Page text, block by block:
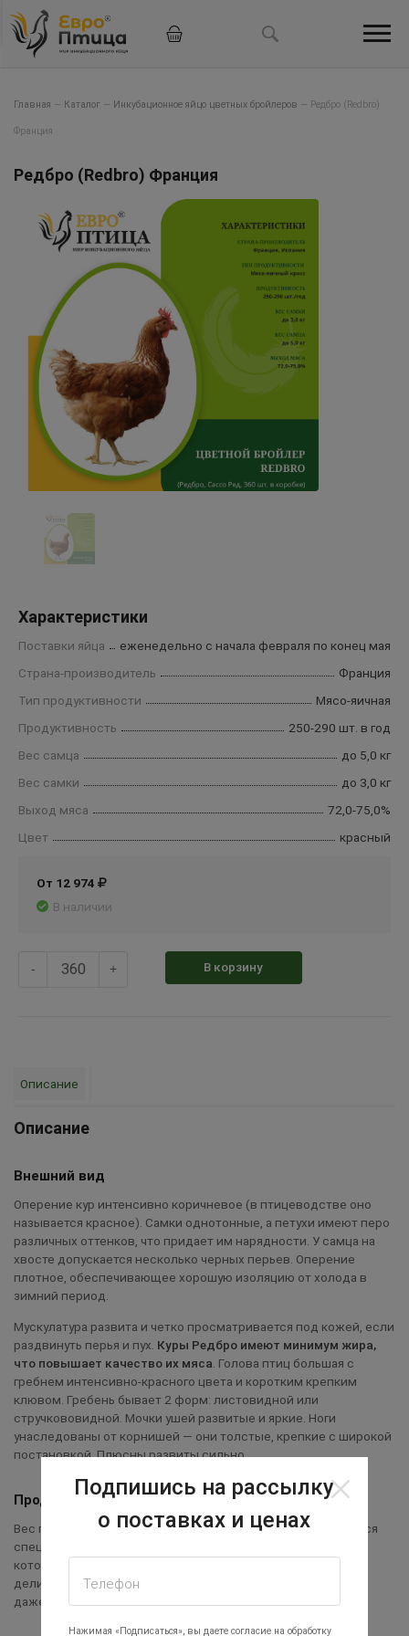
Главная — Каталог — Инкубационное яйцо цветных бройлеров — Редбро (Redbro)
Франция
Редбро (Redbro) Франция
От 12 974
В наличии
Характеристики
Поставки яйца
еженедельно с начала февраля по конец мая
Страна-производитель
Франция
Тип продуктивности
Мясо-яичная
Продуктивность
250-290 шт. в год
Вес самца
до 5,0 кг
Вес самки
до 3,0 кг
Выход мяса
72,0-75,0%
Цвет
красный
- + В корзину
Описание
Описание
Внешний вид
Оперение кур интенсивно коричневое (в птицеводстве оно
называется красное). Самки однотонные, а петухи имеют перо
различных оттенков, что придает им нарядности. У самца на
хвосте допускается несколько черных перьев. Оперение
плотное, обеспечивающее хорошую изоляцию от холода в
зимний период.
Мускулатура развита и четко просматривается под кожей, если
раздвинуть перья и пух. Куры Редбро имеют минимум жира,
что повышает качество их мяса Голова птиц большая с
гребнем интенсивно-красного цвета и коротким крепким
клювом. Гребень бывает 2 форм: листовидной или
стручкововидной. Мочки ушей развитые и яркие. Ноги
унаследованы от корнишей — они толстые, крепкие с широкой
постановкой. Плюсны развиты сильно.
Продуктивность
Вес петуха 5 кг, а курицы 4,5 кг. Для набора веса не требуется
специальный корм, и питомцы растут на обычном рационе,
который для заводчика материально выгоден. Вкус мяса
деликатесный. Оно нежное и постное, от чего включается
даже в диетическое питание.
Подпишись на рассылку
о поставках и ценах
Телефон
Нажимая «Подписаться», вы даете согласие на обработку